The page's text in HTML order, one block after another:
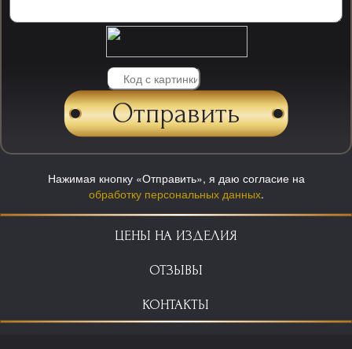
Нажимая кнопку «Отправить», я даю согласие на
обработку персональных данных.
ЦЕНЫ НА ИЗДЕЛИЯ
ОТЗЫВЫ
КОНТАКТЫ